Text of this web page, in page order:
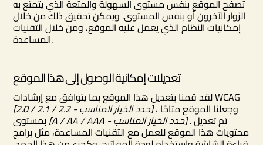
تصفح الموقع بنفس مستوى السهولة والمتعة الذي يتمتع به
الزوار الآخرون أو بنفس المستوى. ويمكن تحقيق ذلك من خلال
إمكانيات النظام الذي يعمل عليه الموقع، ومن خلال التقنيات
المساعدة.
تعديلات إمكانية الوصول إلى هذا الموقع
لقد قمنا بتعديل هذا الموقع بما يتوافق مع إرشادات WCAG
[2.0 / 2.1 / 2.2 - حدد الخيار المناسب]، وجعلنا الموقع متاحًا
بمستوى [A / AA / AAA - حدد الخيار المناسب]. تم تعديل
محتويات هذا الموقع للعمل مع التقنيات المساعدة، مثل برامج